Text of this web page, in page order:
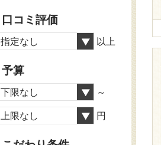
口コミ評価
指定なし 以上
予算
下限なし ～
上限なし 円